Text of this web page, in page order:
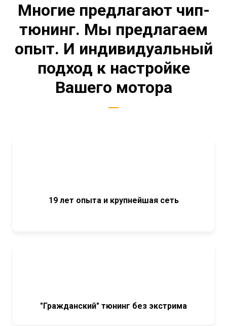
Многие предлагают чип-
тюнинг. Мы предлагаем
опыт. И индивидуальный
подход к настройке
Вашего мотора
19 лет опыта и крупнейшая сеть
"Гражданский" тюнинг без экстрима